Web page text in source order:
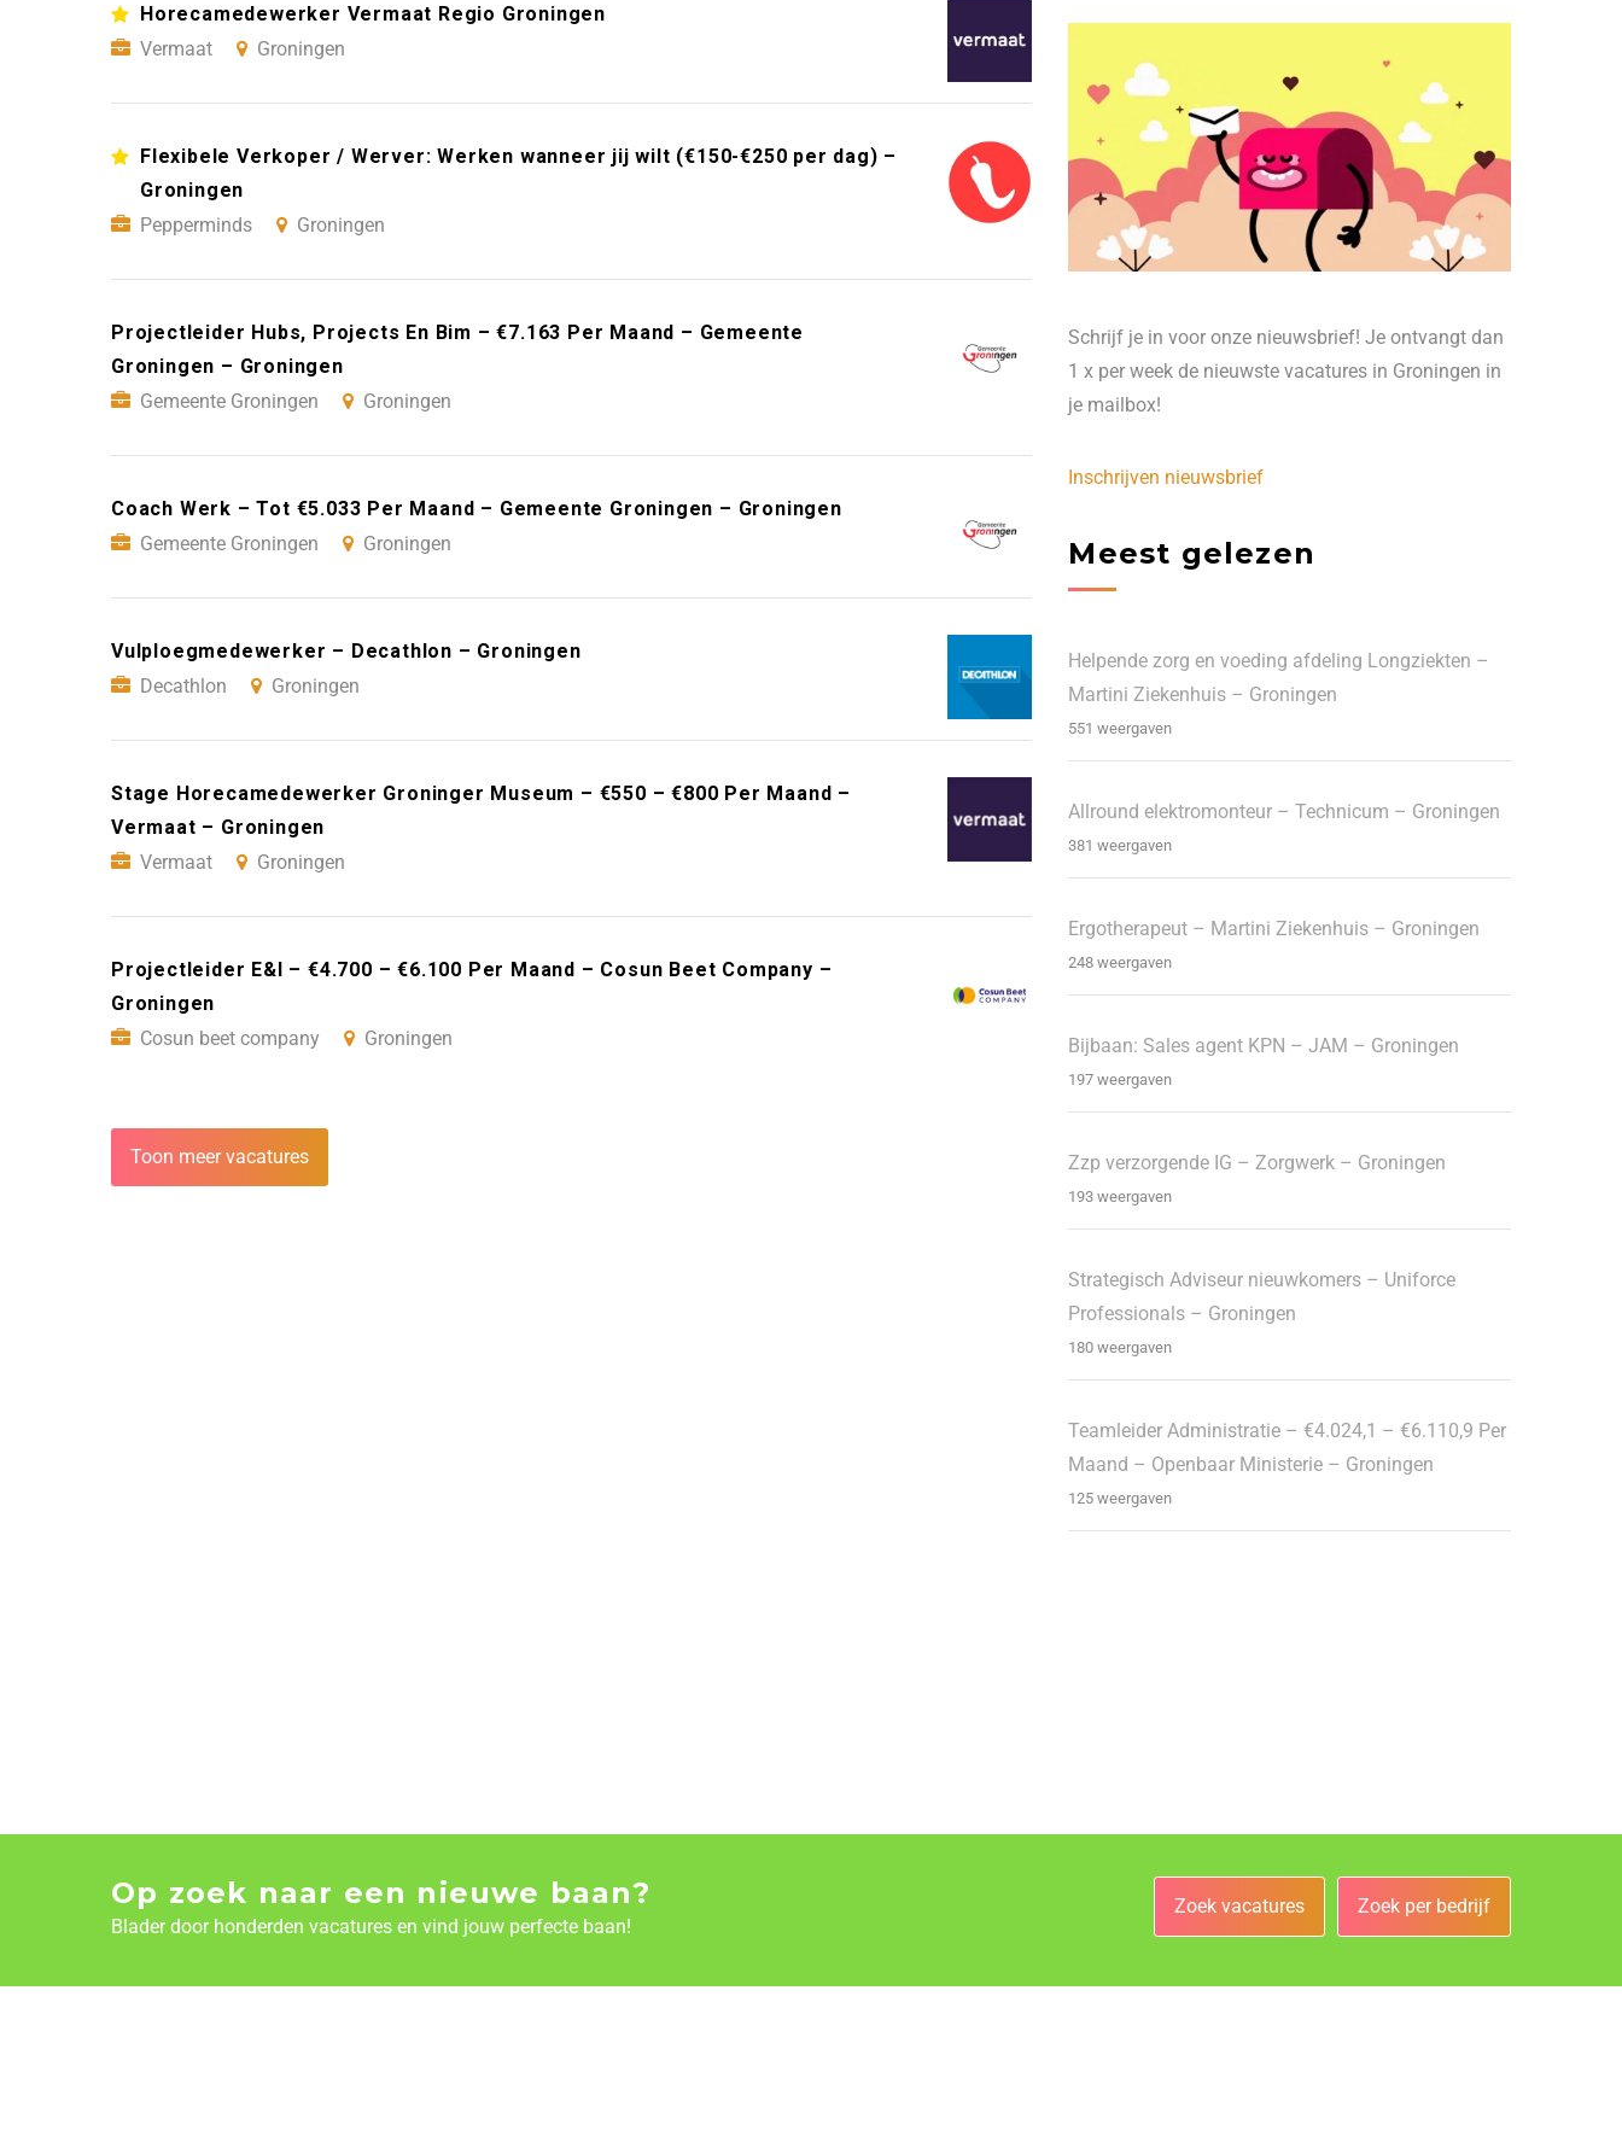
Horecamedewerker Vermaat Regio Groningen
Vermaat
Groningen
Flexibele Verkoper / Werver: Werken wanneer jij wilt (€150-€250 per dag) –
Groningen
Pepperminds
Groningen
Projectleider Hubs, Projects En Bim – €7.163 Per Maand – Gemeente
Groningen – Groningen
Gemeente Groningen
Groningen
Coach Werk – Tot €5.033 Per Maand – Gemeente Groningen – Groningen
Gemeente Groningen
Groningen
Vulploegmedewerker – Decathlon – Groningen
Decathlon
Groningen
Stage Horecamedewerker Groninger Museum – €550 – €800 Per Maand –
Vermaat – Groningen
Vermaat
Groningen
Projectleider E&I – €4.700 – €6.100 Per Maand – Cosun Beet Company –
Groningen
Cosun beet company
Groningen
Toon meer vacatures
Schrijf je in voor onze nieuwsbrief! Je ontvangt dan
1 x per week de nieuwste vacatures in Groningen in
je mailbox!
Inschrijven nieuwsbrief
Meest gelezen
Helpende zorg en voeding afdeling Longziekten –
Martini Ziekenhuis – Groningen
551 weergaven
Allround elektromonteur – Technicum – Groningen
381 weergaven
Ergotherapeut – Martini Ziekenhuis – Groningen
248 weergaven
Bijbaan: Sales agent KPN – JAM – Groningen
197 weergaven
Zzp verzorgende IG – Zorgwerk – Groningen
193 weergaven
Strategisch Adviseur nieuwkomers – Uniforce
Professionals – Groningen
180 weergaven
Teamleider Administratie – €4.024,1 – €6.110,9 Per
Maand – Openbaar Ministerie – Groningen
125 weergaven
Op zoek naar een nieuwe baan?
Blader door honderden vacatures en vind jouw perfecte baan!
Zoek vacatures Zoek per bedrijf